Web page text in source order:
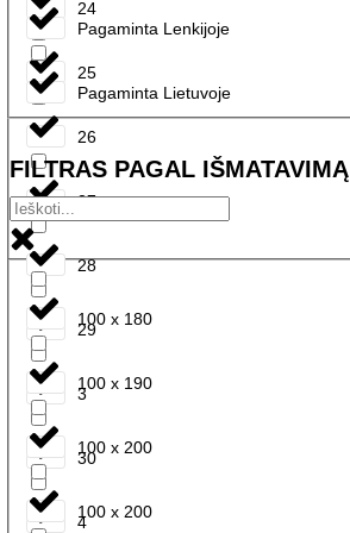
24
25
26
27
28
29
3
30
4
Pagaminta Lenkijoje
Pagaminta Lietuvoje
FILTRAS PAGAL IŠMATAVIMĄ
100 x 180
100 x 190
100 x 200
100 x 200